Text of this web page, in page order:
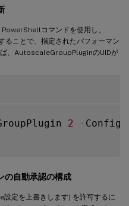
PowerShellコマンドを使用し、
ることで、指定されたパフォーマン
ば、AutoscaleGroupPluginのUIDが
2 -
の自動承認の構成
定を上書きします) を許可するに